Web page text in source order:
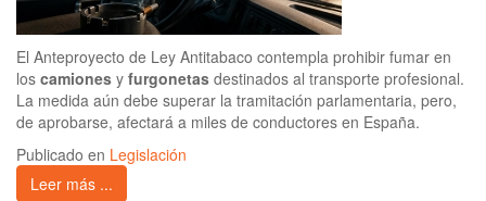
El Anteproyecto de Ley Antitabaco contempla prohibir fumar en
los camiones y furgonetas destinados al transporte profesional.
La medida aún debe superar la tramitación parlamentaria, pero,
de aprobarse, afectará a miles de conductores en España.
Publicado en Legislación
Leer más ...